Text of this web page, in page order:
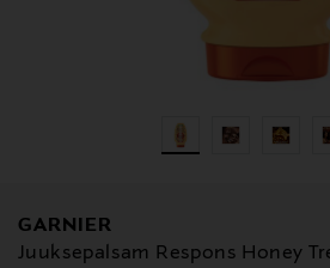
GARNIER
Juuksepalsam Respons Honey